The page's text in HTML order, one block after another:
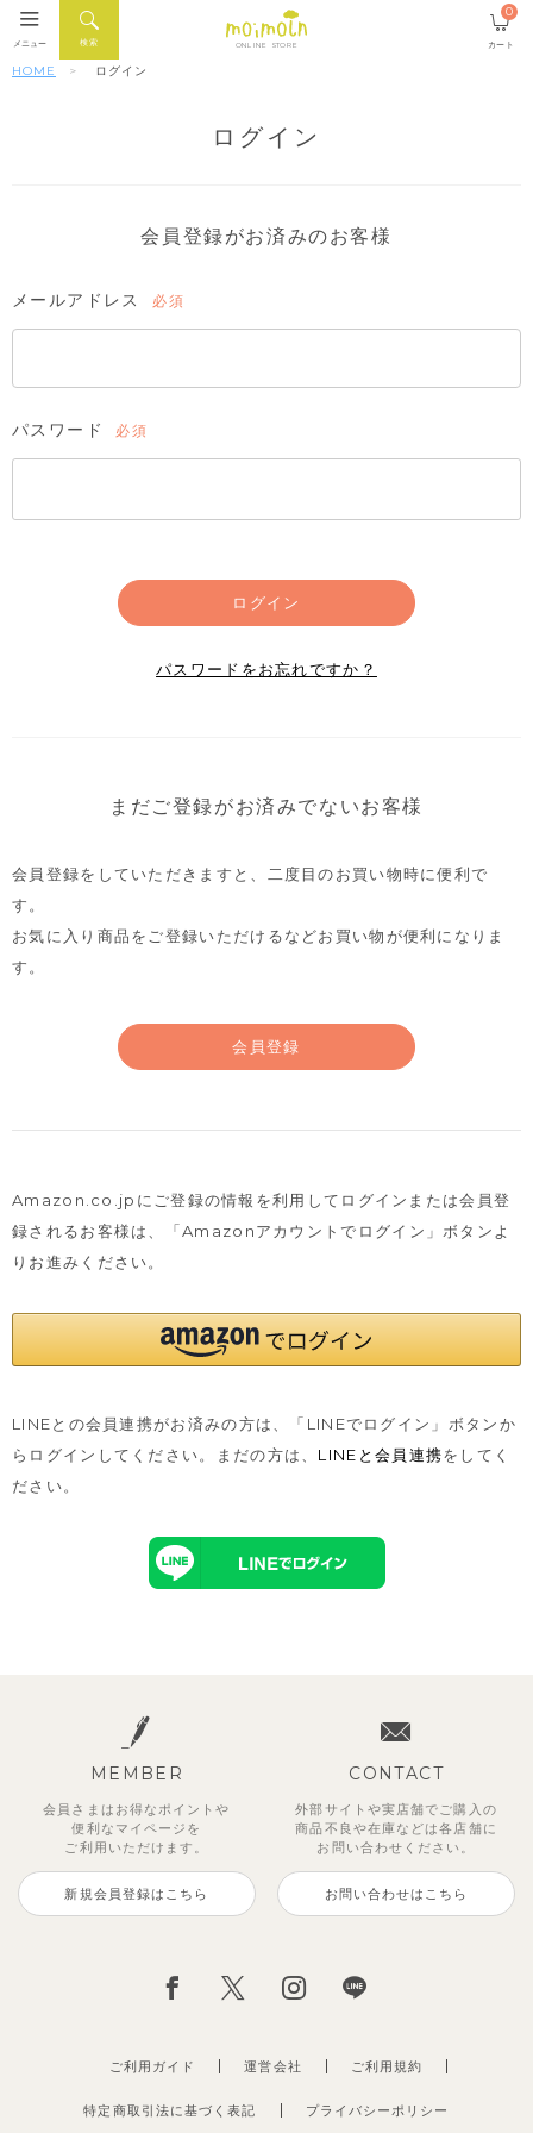
ONLINE STORE
検索
メニュー カート
0
HOME ログイン
ログイン
会員登録がお済みのお客様
メールアドレス
須)
パスワード
須)
ログイン
パスワードをお忘れですか？
まだご登録がお済みでないお客様
会員登録をしていただきますと、二度目のお買い物時に便利で
す。
お気に入り商品をご登録いただけるなどお買い物が便利になりま
す。
会員登録
Amazon.co.jpにご登録の情報を利用してログインまたは会員登
録されるお客様は、
「Amazonアカウントでログイン」ボタンよ
りお進みください。
LINEとの会員連携がお済みの方は、「LINEでログイン」ボタンか
らログインしてください。まだの方は、 LINEと会員連携をしてく
ださい。
MEMBER
会員さまはお得なポイントや
便利な マイページを
ご利用いただけます。
新規会員登録はこちら
CONTACT
外部サイトや実店舗でご購入の
商品不良や在庫などは各店舗に
お問い合わせください。
お問い合わせはこちら
ご利用ガイド 運営会社
特定商取引法に基づく表記 プライバシーポリシー
ご利用規約